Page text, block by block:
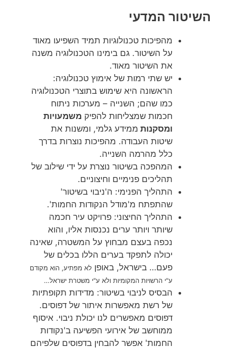
השיטור המדעי
מהפיכות טכנולוגיות תמיד השפיעו מאוד
על השיטור. גם בימינו הטכנולוגיה משנה
את השיטור מאוד.
יש שתי רמות של אימוץ טכנולוגיה:
הראשונה היא שימוש בתוצרי הטכנולוגיה
כמו שהם; השנייה – מערכות ניתוח
חכמות שמצליחות להפיק משמעויות
ומסקנות ממידע גלמי, ומשנות את
שיטות העבודה. מהפיכות נוצרות בדרך
כלל מהרמה השנייה.
המהפכה בשיטור נוצרת על ידי שילוב של
תהליכים פנימיים וחיצוניים.
התהליך הפנימי: ה'ניבוי בשיטור'
שהתפתח מ'מודל הנקודות החמות'.
התהליך החיצוני: פרויקט עיר חכמה
שיותר ויותר ערים נכנסות אליו, והוא
נכפה בעצם מבחוץ על המשטרה, שאינה
יכולה לתפקד בערים הללו בכלים של
פעם… בישראל, באופןלא מפתיע, הוא מקודם
ע"י הרשויות המקומיות ולא ע"י משטרת ישראל…
הבסיס לניבוי בשיטור: מדידות תקופתיות
של רשת מאפשרות איתור של דפוסים.
דפוסים מאפשרים לנו יכולת ניבוי. איסוף
ממוחשב של אירועי הפשיעה ב'נקודות
החמות' אפשר להבחין בדפוסים שלפיהם